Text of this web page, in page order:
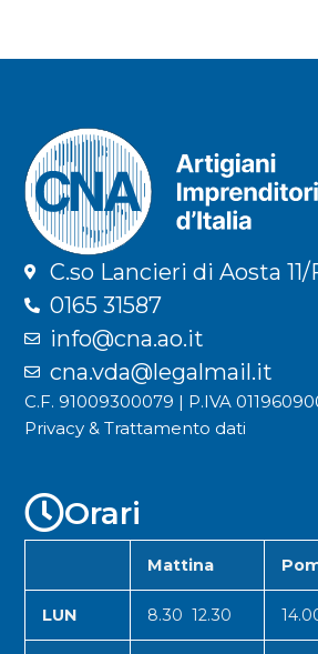
C.so Lancieri di Aosta 11/
0165 31587
info@cna.ao.it
cna.vda@legalmail.it
C.F. 91009300079 | P.IVA
Privacy & Trattamento dati
Orari
Mattina
LUN 8.30 12.30